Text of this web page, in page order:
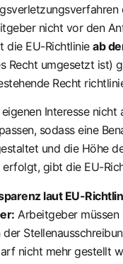
nicht vor den
die EU-Richtlinieab
Recht umgesetzt ist)
Recht
Interesse
sodass eine
und die Höhe
gibt die EU-
laut EU-
Arbeitgeber
nicht mehr gestellt